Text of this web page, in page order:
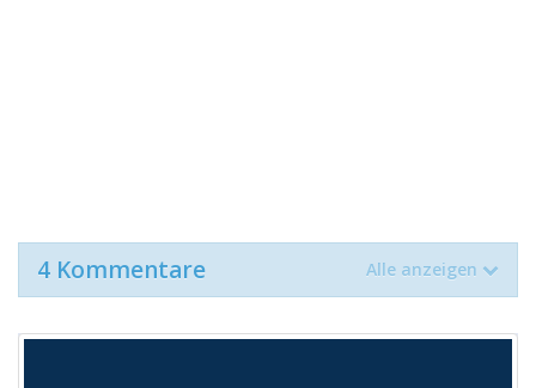
4 Kommentare Alle anzeigen